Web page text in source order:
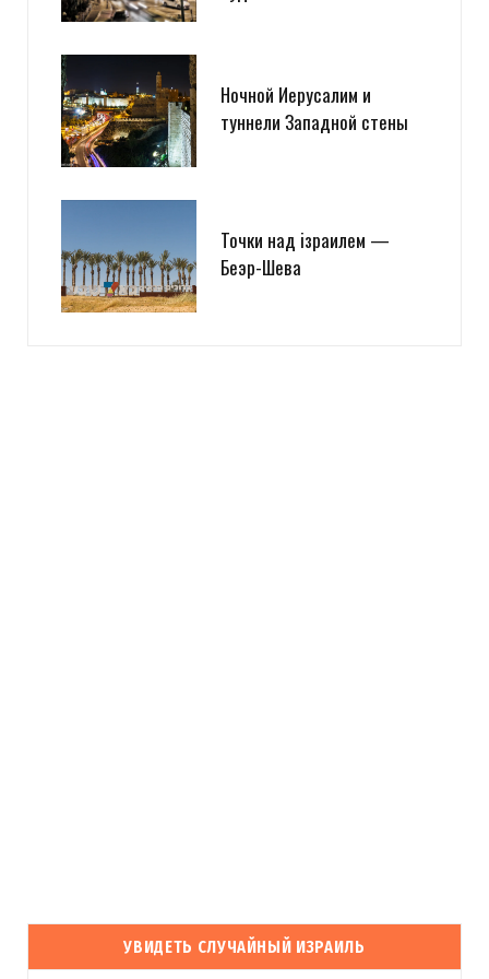
Ночной Иерусалим и
туннели Западной стены
Точки над iзраилем —
Беэр-Шева
УВИДЕТЬ СЛУЧАЙНЫЙ ИЗРАИЛЬ